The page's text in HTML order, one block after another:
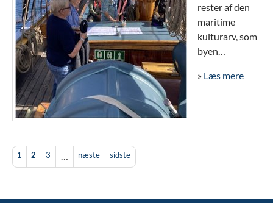
rester af den
maritime
kulturarv, som
byen…
» Læs mere
1 2 3 … næste sidste